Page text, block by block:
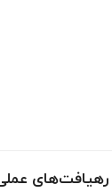
رهیافت‌های